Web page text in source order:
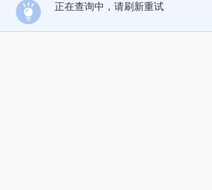
正在查询中，请刷新重试